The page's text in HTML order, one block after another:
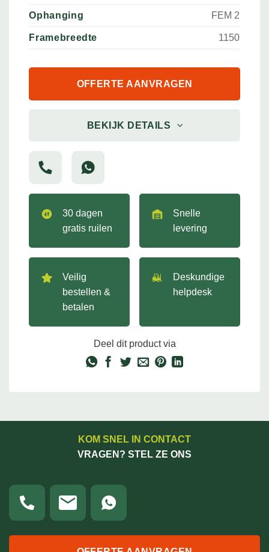
Ophanging FEM 2
Framebreedte 1150
OFFERTE AANVRAGEN
BEKIJK DETAILS
30 dagen
gratis ruilen
Snelle
levering
Veilig
bestellen &
betalen
Deskundige
helpdesk
Deel dit product via
KOM SNEL IN CONTACT
VRAGEN? STEL ZE ONS